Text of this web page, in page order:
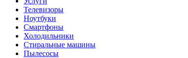
Телевизоры
Ноутбуки
Смартфоны
Холодильники
Стиральные машины
Пылесосы